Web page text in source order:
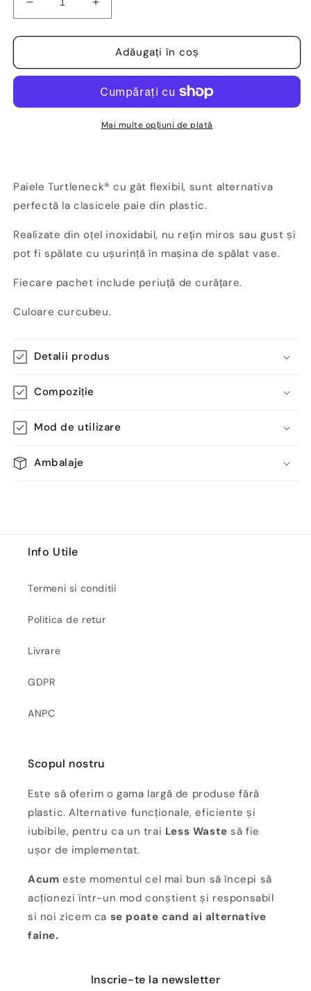
Reduceți
cantitatea
pentru
flexibile
inoxidabil,
Turtleneck
Creșteți
cantitatea
pentru
Paie
flexibile
oțel
inoxidabil,
22cm,
Turtleneck
Adăugați în coș
Mai multe opțiuni de plată
Paiele Turtleneck® cu gât flexibil, sunt alternativa
perfectă la clasicele paie din plastic.
Realizate din oțel inoxidabil, nu rețin miros sau gust și
pot fi spălate cu ușurință în mașina de spălat vase.
Fiecare pachet include periuță de curățare.
Culoare curcubeu.
Detalii produs
Compoziție
Mod de utilizare
Ambalaje
Info Utile
Termeni si conditii
Politica de retur
Livrare
GDPR
ANPC
Scopul nostru
Este să oferim o gama largă de produse fără
plastic. Alternative funcționale, eficiente și
iubibile, pentru ca un trai Less Waste să fie
ușor de implementat.
Acum este momentul cel mai bun să începi să
acționezi într-un mod conștient și responsabil
si noi zicem ca se poate cand ai alternative
faine.
Inscrie-te la newsletter